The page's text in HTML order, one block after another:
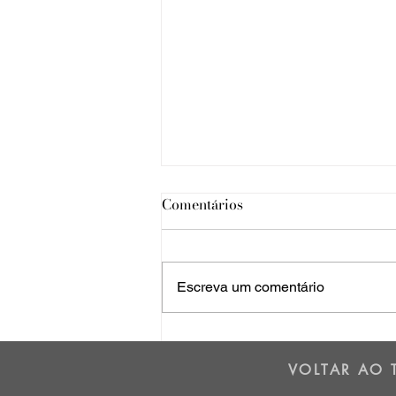
Os dois lados da Cordilheira
dos Andes - 01/07/25
Comentários
Escreva um comentário
VOLTAR AO